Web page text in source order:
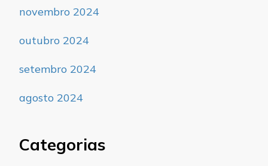
novembro 2024
outubro 2024
setembro 2024
agosto 2024
Categorias